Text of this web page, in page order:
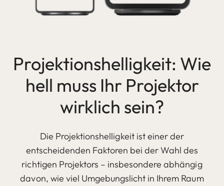
Projektionshelligkeit: Wie
hell muss Ihr Projektor
wirklich sein?
Die Projektionshelligkeit ist einer der
entscheidenden Faktoren bei der Wahl des
richtigen Projektors – insbesondere abhängig
davon, wie viel Umgebungslicht in Ihrem Raum